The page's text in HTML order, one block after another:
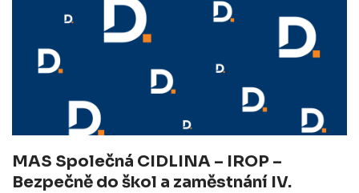
MAS Společná CIDLINA – IROP –
Bezpečně do škol a zaměstnání IV.